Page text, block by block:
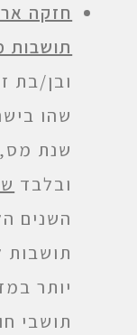
חזקה
תושבות
ובן/בת
שהו
שנת
ובלבד
השנים
יותר
תושבי